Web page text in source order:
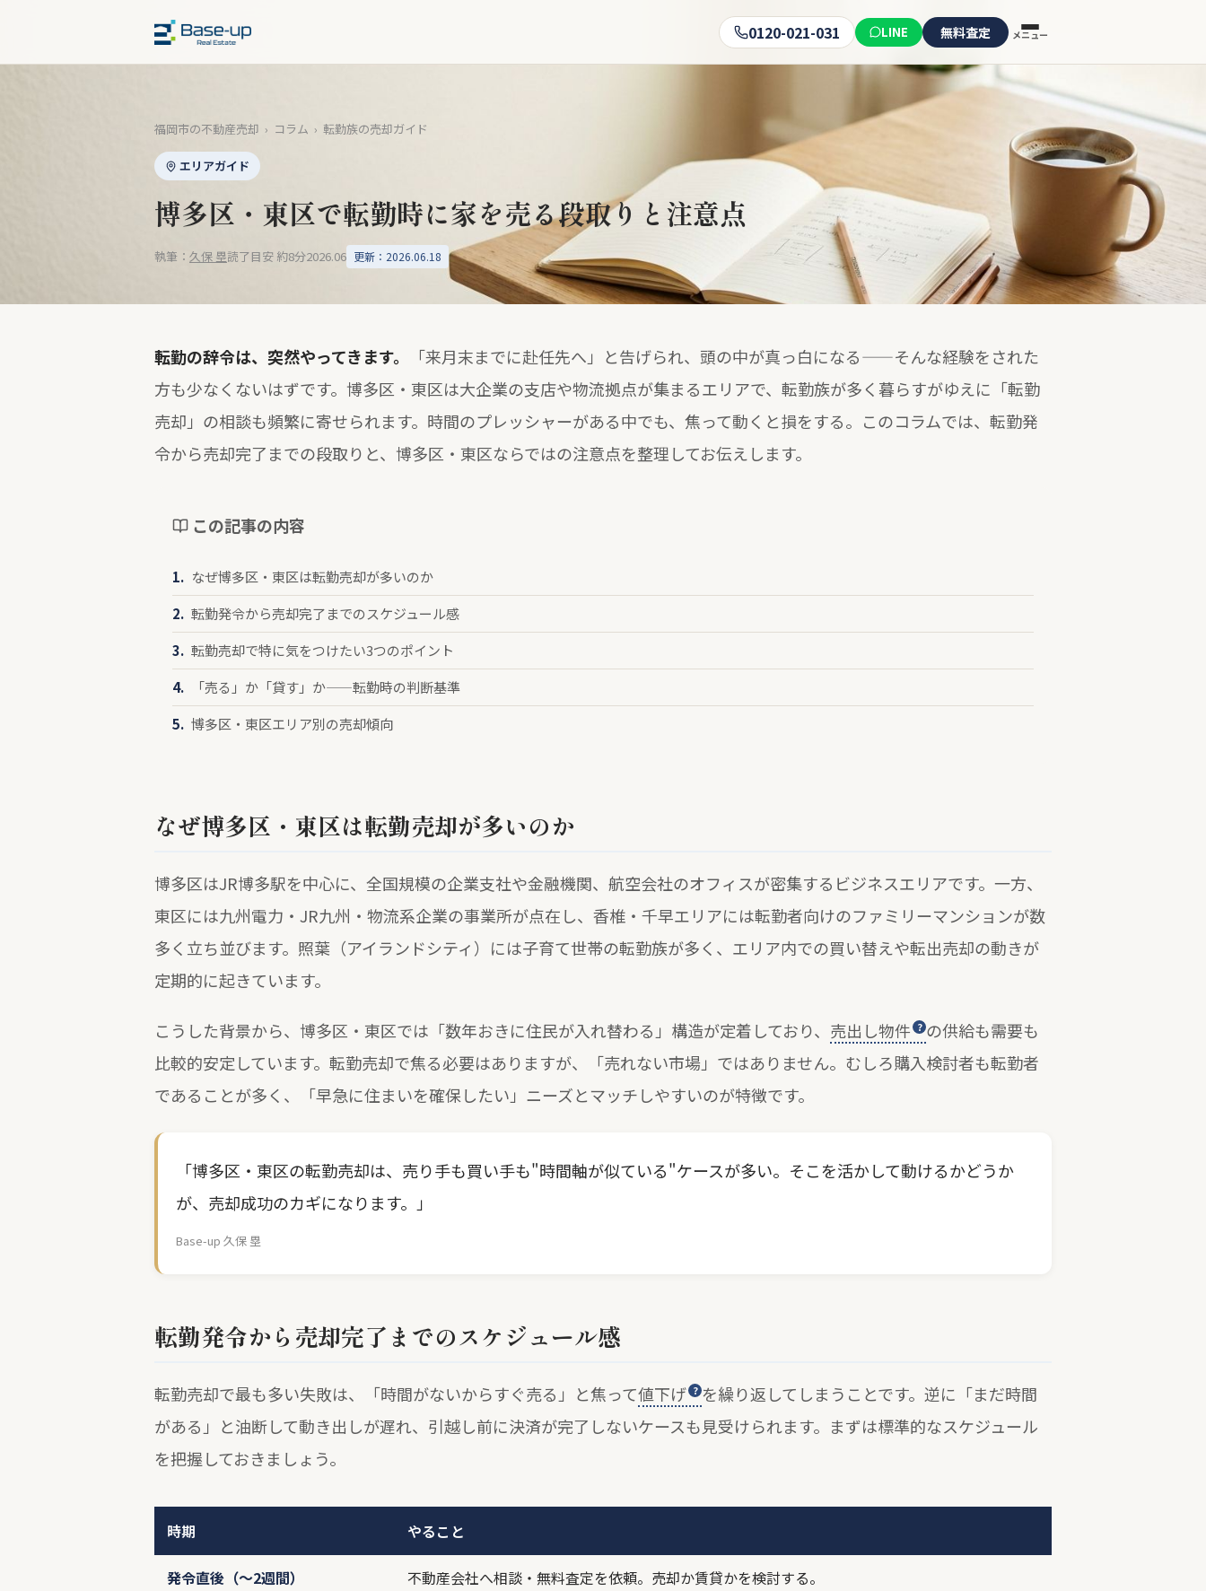
0120-021-031 LINE 無料査定 メニュー
福岡市の不動産売却 › コラム › 転勤族の売却ガイド
エリアガイド
博多区・東区で転勤時に家を売る段取りと注意点
執筆： 久保 塁読了目安 約8分2026.06 更新：2026.06.18
転勤の辞令は、突然やってきます。
「来月末までに赴任先へ」と告げられ、頭の中が真っ白になる——そんな経験をされた
方も少なくないはずです。博多区・東区は大企業の支店や物流拠点が集まるエリアで、転勤族が多く暮らすがゆえに「転勤
売却」の相談も頻繁に寄せられます。時間のプレッシャーがある中でも、焦って動くと損をする。このコラムでは、転勤発
令から売却完了までの段取りと、博多区・東区ならではの注意点を整理してお伝えします。
この記事の内容
なぜ博多区・東区は転勤売却が多いのか
転勤発令から売却完了までのスケジュール感
転勤売却で特に気をつけたい3つのポイント
「売る」か「貸す」か——転勤時の判断基準
博多区・東区エリア別の売却傾向
なぜ博多区・東区は転勤売却が多いのか
博多区はJR博多駅を中心に、全国規模の企業支社や金融機関、航空会社のオフィスが密集するビジネスエリアです。一方、
東区には九州電力・JR九州・物流系企業の事業所が点在し、香椎・千早エリアには転勤者向けのファミリーマンションが数
多く立ち並びます。照葉（アイランドシティ）には子育て世帯の転勤族が多く、エリア内での買い替えや転出売却の動きが
定期的に起きています。
こうした背景から、博多区・東区では「数年おきに住民が入れ替わる」構造が定着しており、 売出し物件
の供給も需要も
比較的安定しています。転勤売却で焦る必要はありますが、「売れない市場」ではありません。むしろ購入検討者も転勤者
であることが多く、「早急に住まいを確保したい」ニーズとマッチしやすいのが特徴です。
「博多区・東区の転勤売却は、売り手も買い手も"時間軸が似ている"ケースが多い。そこを活かして動けるかどうか
が、売却成功のカギになります。」
Base-up 久保 塁
転勤発令から売却完了までのスケジュール感
転勤売却で最も多い失敗は、「時間がないからすぐ売る」と焦って値下げ
を繰り返してしまうことです。逆に「まだ時間
がある」と油断して動き出しが遅れ、引越し前に決済が完了しないケースも見受けられます。まずは標準的なスケジュール
を把握しておきましょう。
時期 やること
発令直後（～2週間） 不動産会社へ相談・無料査定を依頼。売却か賃貸かを検討する。